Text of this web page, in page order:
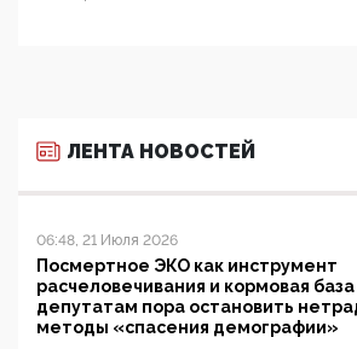
ЛЕНТА НОВОСТЕЙ
06:48, 21 Июля 2026
Посмертное ЭКО как инструмент
расчеловечивания и кормовая
депутатам пора остановить
методы «спасения демографии»